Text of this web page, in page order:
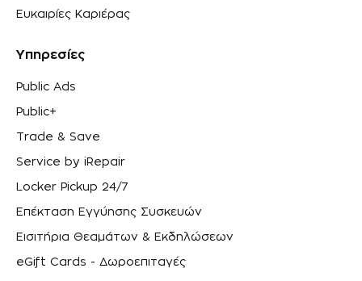
Ευκαιρίες Καριέρας
Υπηρεσίες
Public Ads
Public+
Trade & Save
Service by iRepair
Locker Pickup 24/7
Επέκταση Εγγύησης Συσκευών
Εισιτήρια Θεαμάτων & Εκδηλώσεων
eGift Cards - Δωροεπιταγές